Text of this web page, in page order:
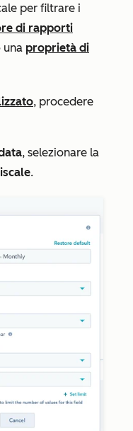
per filtrare i
di rapporti
una proprietà di
, procedere
, selezionare la
.